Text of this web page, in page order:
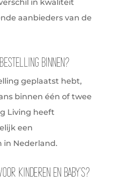
in kwaliteit
aanbieders van de
binnen?
geplaatst hebt,
binnen één of twee
Living heeft
een
Nederland.
kinderen en baby's?